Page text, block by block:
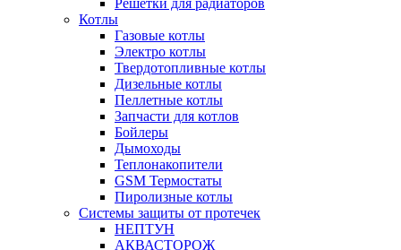
Решетки для радиаторов
Котлы
Газовые котлы
Электро котлы
Твердотопливные котлы
Дизельные котлы
Пеллетные котлы
Запчасти для котлов
Бойлеры
Дымоходы
Теплонакопители
GSM Термостаты
Пиролизные котлы
Системы защиты от протечек
НЕПТУН
АКВАСТОРОЖ